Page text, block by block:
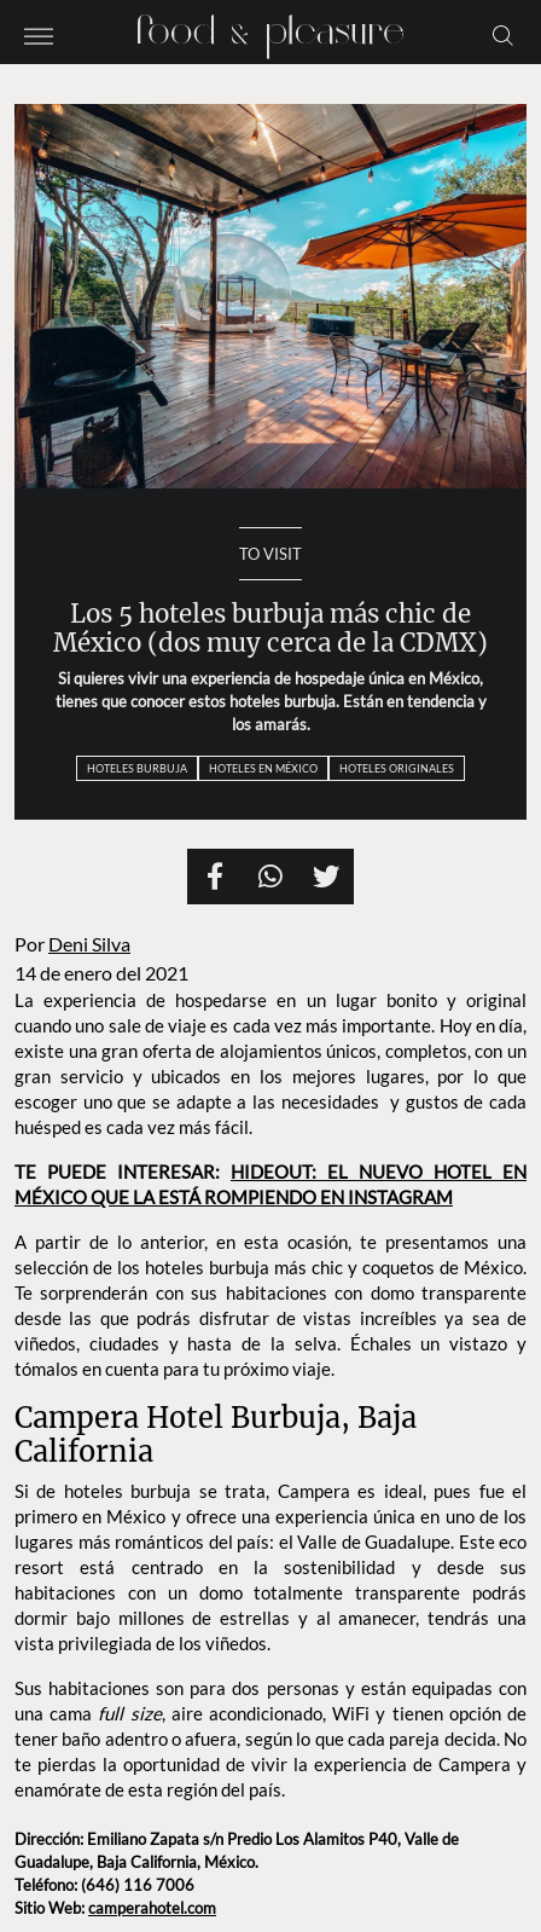
TO VISIT
Los 5 hoteles burbuja más chic de
México (dos muy cerca de la CDMX)
Si quieres vivir una experiencia de hospedaje única en México,
tienes que conocer estos hoteles burbuja. Están en tendencia y
los amarás.
HOTELES BURBUJA HOTELES EN MÉXICO HOTELES ORIGINALES
Por Deni Silva
14 de enero del 2021
La experiencia de hospedarse en un lugar bonito y original
cuando uno sale de viaje es cada vez más importante. Hoy en día,
existe una gran oferta de alojamientos únicos, completos, con un
gran servicio y ubicados en los mejores lugares, por lo que
escoger uno que se adapte a las necesidades y gustos de cada
huésped es cada vez más fácil.
TE PUEDE INTERESAR: HIDEOUT: EL NUEVO HOTEL EN
MÉXICO QUE LA ESTÁ ROMPIENDO EN INSTAGRAM
A partir de lo anterior, en esta ocasión, te presentamos una
selección de los hoteles burbuja más chic y coquetos de México.
Te sorprenderán con sus habitaciones con domo transparente
desde las que podrás disfrutar de vistas increíbles ya sea de
viñedos, ciudades y hasta de la selva. Échales un vistazo y
tómalos en cuenta para tu próximo viaje.
Campera Hotel Burbuja, Baja
California
Si de hoteles burbuja se trata, Campera es ideal, pues fue el
primero en México y ofrece una experiencia única en uno de los
lugares más románticos del país: el Valle de Guadalupe. Este eco
resort está centrado en la sostenibilidad y desde sus
habitaciones con un domo totalmente transparente podrás
dormir bajo millones de estrellas y al amanecer, tendrás una
vista privilegiada de los viñedos.
Sus habitaciones son para dos personas y están equipadas con
una cama full size, aire acondicionado, WiFi y tienen opción de
tener baño adentro o afuera, según lo que cada pareja decida. No
te pierdas la oportunidad de vivir la experiencia de Campera y
enamórate de esta región del país.
Dirección: Emiliano Zapata s/n Predio Los Alamitos P40, Valle de
Guadalupe, Baja California, México.
Teléfono: (646) 116 7006
Sitio Web:camperahotel.com